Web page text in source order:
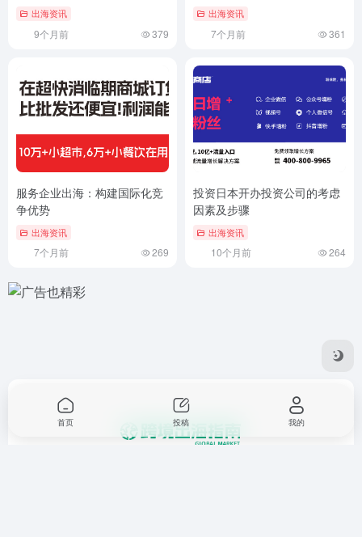
出海资讯
9个月前 379
出海资讯
7个月前 361
服务企业出海：构建国际化竞
争优势
出海资讯
7个月前 269
投资日本开办投资公司的考虑
因素及步骤
出海资讯
10个月前 264
首页 投稿 我的